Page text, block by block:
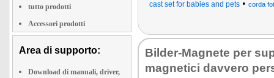
tutto prodotti
Accessori prodotti
Area di supporto:
Download di manuali, driver,
cast set for babies and pets • corda
Bilder-Magnete per
magnetici davvero